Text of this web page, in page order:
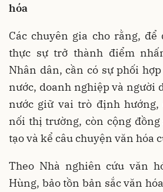
hóa
Các chuyên gia cho rằng,
thực sự trở thành điểm
Nhân dân, cần có sự phối
nước, doanh nghiệp và người
nước giữ vai trò định hướng,
nối thị trường, còn cộng đồng
tạo và kể câu chuyện văn hóa
Theo Nhà nghiên cứu văn
Hùng, bảo tồn bản sắc văn